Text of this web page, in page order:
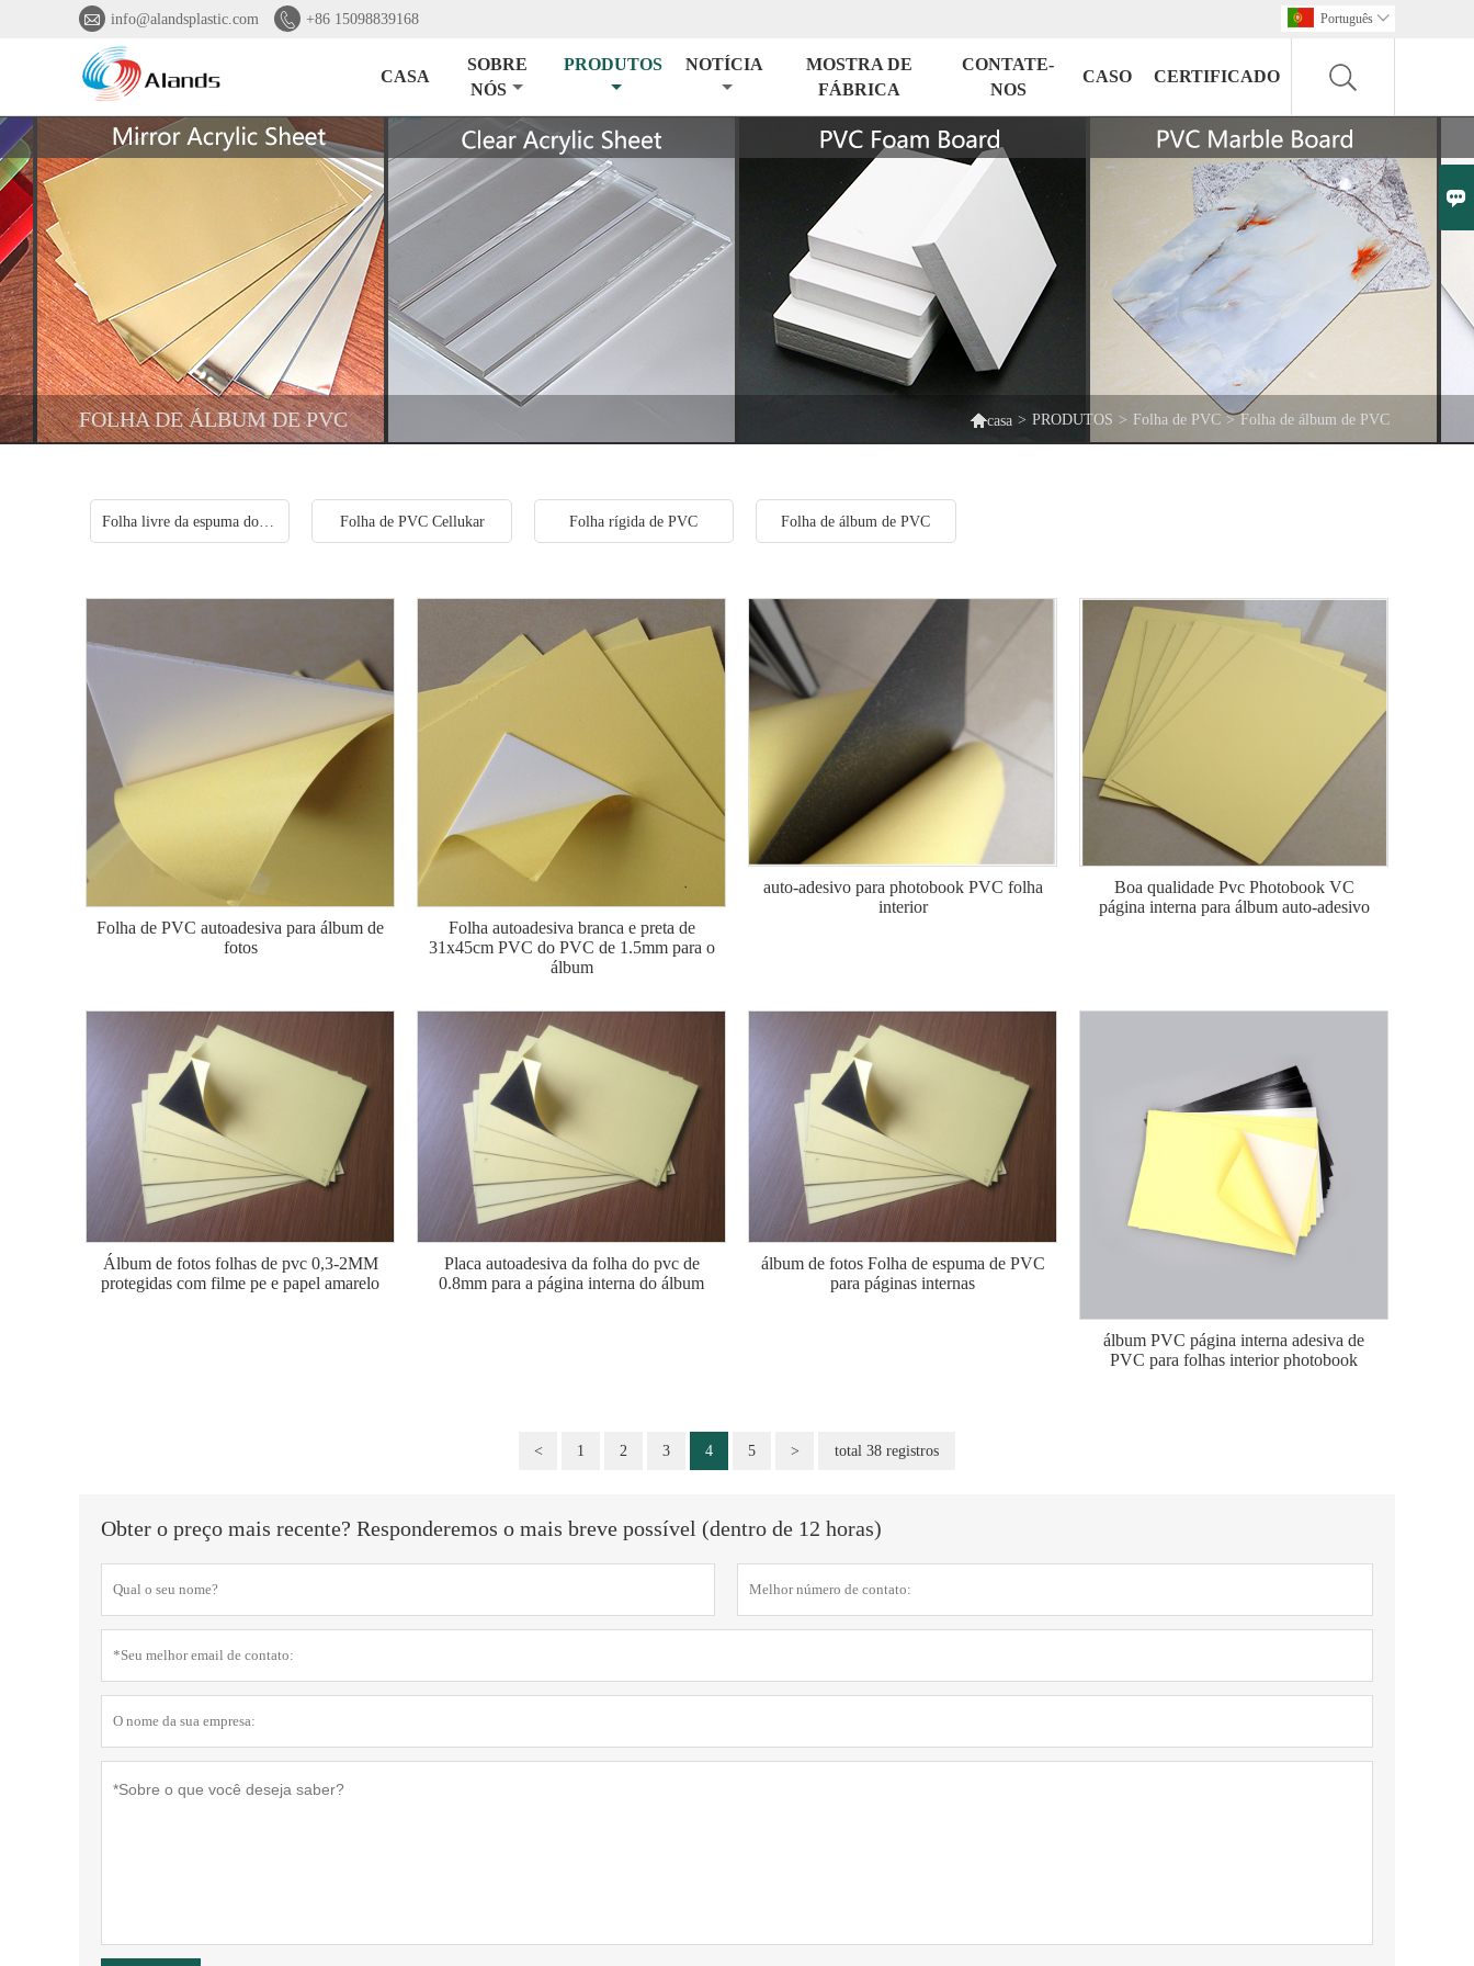

 info@alandsplastic.com  +86 15098839168 Português 
CASA
SOBRE
NÓS
PRODUTOS NOTÍCIA
MOSTRA DE
FÁBRICA
CONTATE-
NOS
CASO CERTIFICADO
FOLHA DE ÁLBUM DE PVC casa > PRODUTOS > Folha de PVC > Folha de álbum de PVC
Folha livre da espuma do PVC Folha de PVC Cellukar Folha rígida de PVC Folha de álbum de PVC
Folha de PVC autoadesiva para álbum de
fotos
Folha autoadesiva branca e preta de
31x45cm PVC do PVC de 1.5mm para o
álbum
auto-adesivo para photobook PVC folha
interior
Boa qualidade Pvc Photobook VC
página interna para álbum auto-adesivo
Álbum de fotos folhas de pvc 0,3-2MM
protegidas com filme pe e papel amarelo
Placa autoadesiva da folha do pvc de
0.8mm para a página interna do álbum
álbum de fotos Folha de espuma de PVC
para páginas internas
álbum PVC página interna adesiva de
PVC para folhas interior photobook
< 1 2 3 4 5 > total 38 registros
Obter o preço mais recente? Responderemos o mais breve possível (dentro de 12 horas)